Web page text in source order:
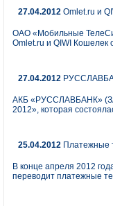
27.04.2012 Omlet.ru и
ОАО «Мобильные
Omlet.ru и QIWI Кошелек
27.04.2012
АКБ «РУССЛАВБАНК»
2012», которая
25.04.2012 Платежные
В конце апреля 2012
переводит платежные